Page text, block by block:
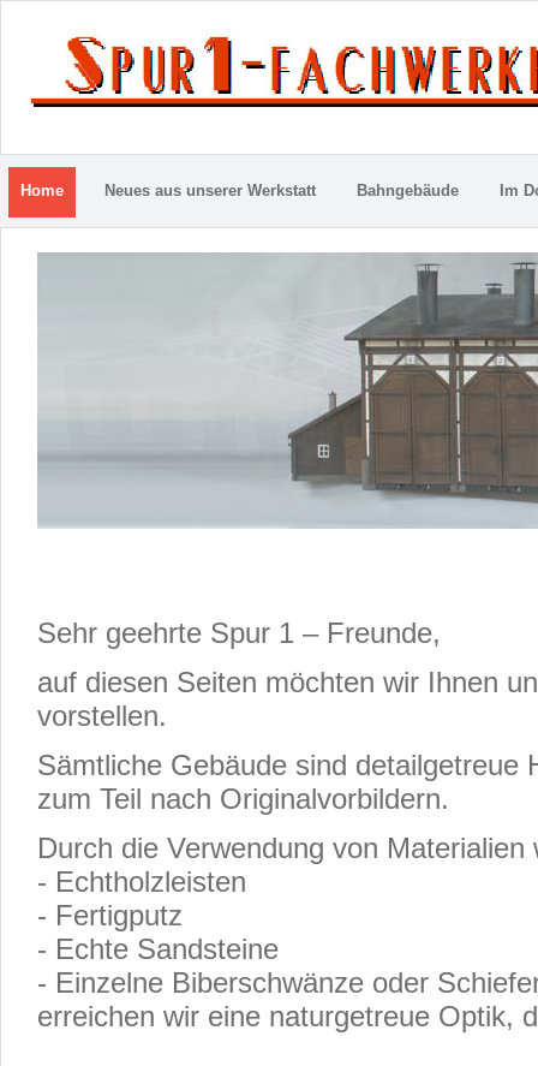
Home Neues aus unserer Werkstatt Bahngebäude Im
Sehr geehrte Spur 1 – Freunde,
auf diesen Seiten möchten wir Ihnen
vorstellen.
Sämtliche Gebäude sind detailgetreue
zum Teil nach Originalvorbildern.
Durch die Verwendung von Materialien
- Echtholzleisten
- Fertigputz
- Echte Sandsteine
- Einzelne Biberschwänze oder
erreichen wir eine naturgetreue Optik,